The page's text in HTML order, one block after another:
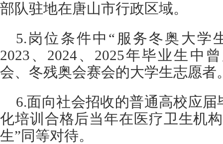
部队驻地在唐山市行政区域。
5.岗位条件中“服务冬奥大学
2023、2024、2025年毕业生中
会、冬残奥会赛会的大学生志愿者
6.面向社会招收的普通高校应
化培训合格后当年在医疗卫生机
生”同等对待。